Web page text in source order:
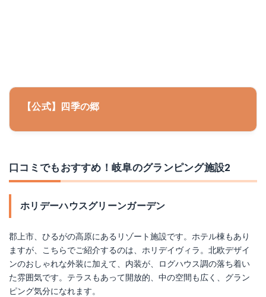
【公式】四季の郷
口コミでもおすすめ！岐阜のグランピング施設2
ホリデーハウスグリーンガーデン
郡上市、ひるがの高原にあるリゾート施設です。ホテル棟もあり
ますが、こちらでご紹介するのは、ホリデイヴィラ。北欧デザイ
ンのおしゃれな外装に加えて、内装が、ログハウス調の落ち着い
た雰囲気です。テラスもあって開放的、中の空間も広く、グラン
ピング気分になれます。